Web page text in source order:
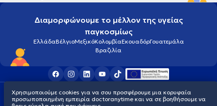
Διαμορφώνουμε το μέλλον της υγείας
παγκοσμίως
ΕλλάδαΒέλγιοΜεξικόΚολομβίαΕκουαδόρΓουατεμάλα
Βραζιλία
Οροι χρήσηςCookiesΠολιτική προστασίας προσωπικού απορρήτου
© 2026 doctoranytime
Χρησιμοποιούμε cookies για να σου προσφέρουμε μια κορυφαία
προσωποποιημένη εμπειρία doctoranytime και να σε βοηθήσουμε να